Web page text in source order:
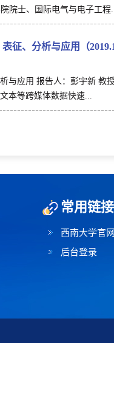
院士、国际电气与电子工程
征、分析与应用（
与应用 报告人：彭宇新 教
本等跨媒体数据快速...
常用链接
西南大学官
后台登录